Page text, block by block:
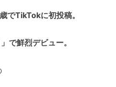
でTikTokに初投稿。
で鮮烈デビュー。